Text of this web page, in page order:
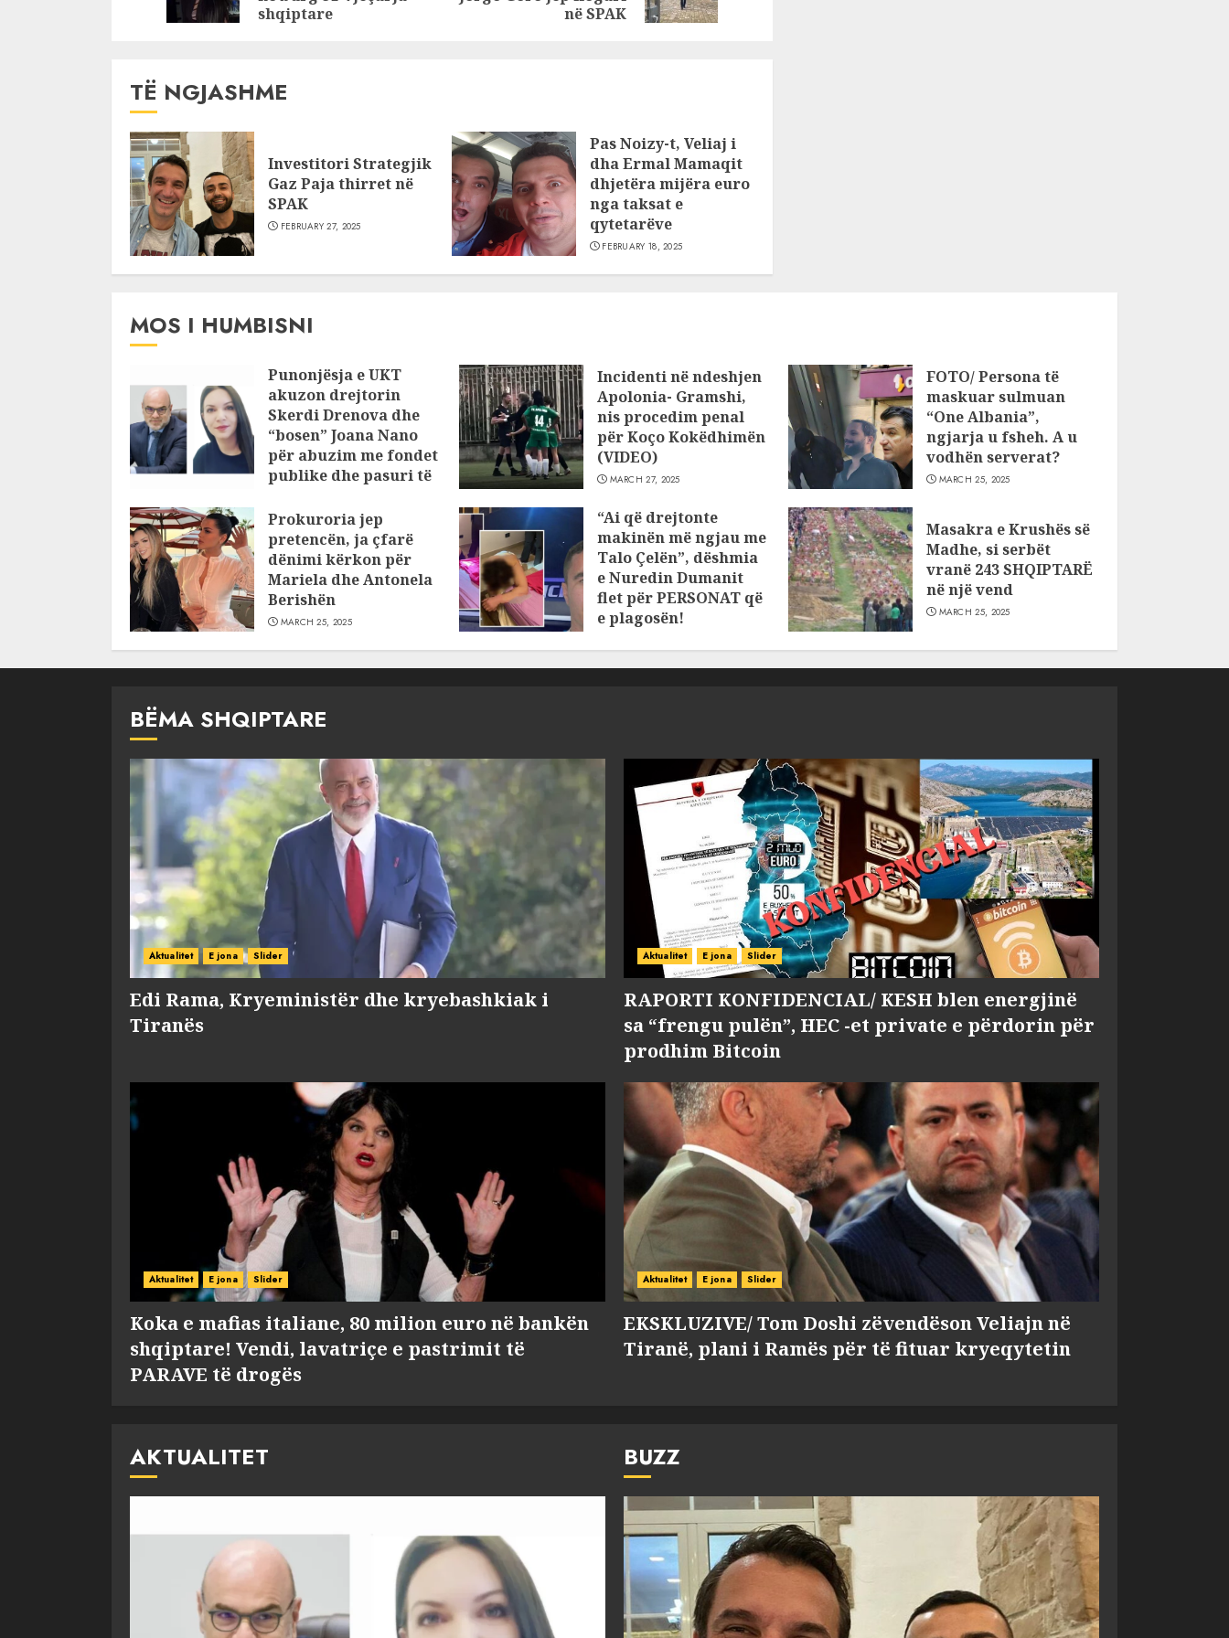
post:
shqiptare
post:
në SPAK
TË NGJASHME
Investitori Strategjik
Gaz Paja thirret në
SPAK
FEBRUARY 27, 2025
Pas Noizy-t, Veliaj i
dha Ermal Mamaqit
dhjetëra mijëra euro
nga taksat e
qytetarëve
FEBRUARY 18, 2025
MOS I HUMBISNI
Punonjësja e UKT
akuzon drejtorin
Skerdi Drenova dhe
“bosen” Joana Nano
për abuzim me fondet
publike dhe pasuri të
JULY 24, 2025
Incidenti në ndeshjen
Apolonia- Gramshi,
nis procedim penal
për Koço Kokëdhimën
(VIDEO)
MARCH 27, 2025
FOTO/ Persona të
maskuar sulmuan
“One Albania”,
ngjarja u fsheh. A u
vodhën serverat?
MARCH 25, 2025
Prokuroria jep
pretencën, ja çfarë
dënimi kërkon për
Mariela dhe Antonela
Berishën
MARCH 25, 2025
“Ai që drejtonte
makinën më ngjau me
Talo Çelën”, dëshmia
e Nuredin Dumanit
flet për PERSONAT që
e plagosën!
Masakra e Krushës së
Madhe, si serbët
vranë 243 SHQIPTARË
në një vend
MARCH 25, 2025
BËMA SHQIPTARE
Aktualitet E jona Slider
Edi Rama, Kryeministër dhe kryebashkiak i
Tiranës
Aktualitet E jona Slider
RAPORTI KONFIDENCIAL/ KESH blen energjinë
sa “frengu pulën”, HEC -et private e përdorin për
prodhim Bitcoin
Aktualitet E jona Slider
Koka e mafias italiane, 80 milion euro në bankën
shqiptare! Vendi, lavatriçe e pastrimit të
PARAVE të drogës
Aktualitet E jona Slider
EKSKLUZIVE/ Tom Doshi zëvendëson Veliajn në
Tiranë, plani i Ramës për të fituar kryeqytetin
AKTUALITET BUZZ